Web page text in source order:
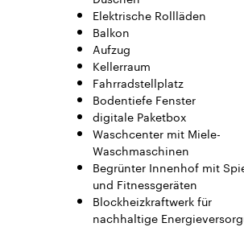
Elektrische Rollläden
Balkon
Aufzug
Kellerraum
Fahrradstellplatz
Bodentiefe Fenster
digitale Paketbox
Waschcenter mit Miele-
Waschmaschinen
Begrünter Innenhof mit
und Fitnessgeräten
Blockheizkraftwerk für
nachhaltige